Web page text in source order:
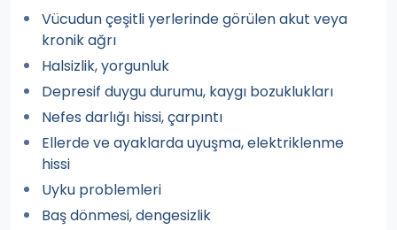
Vücudun çeşitli yerlerinde görülen akut veya
kronik ağrı
Halsizlik, yorgunluk
Depresif duygu durumu, kaygı bozuklukları
Nefes darlığı hissi, çarpıntı
Ellerde ve ayaklarda uyuşma, elektriklenme
hissi
Uyku problemleri
Baş dönmesi, dengesizlik